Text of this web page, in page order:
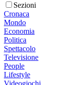
Sezioni
Cronaca
Mondo
Economia
Politica
Spettacolo
Televisione
People
Lifestyle
Videogiochi